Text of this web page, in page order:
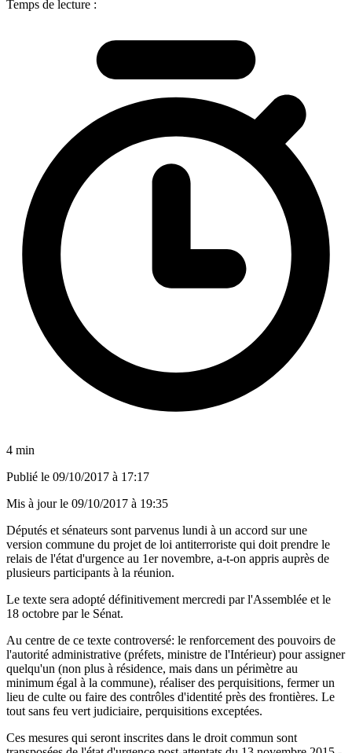
Temps de lecture :
4 min
Publié le 09/10/2017 à 17:17
Mis à jour le 09/10/2017 à 19:35
Députés et sénateurs sont parvenus lundi à un accord sur une
version commune du projet de loi antiterroriste qui doit prendre le
relais de l'état d'urgence au 1er novembre, a-t-on appris auprès de
plusieurs participants à la réunion.
Le texte sera adopté définitivement mercredi par l'Assemblée et le
18 octobre par le Sénat.
Au centre de ce texte controversé: le renforcement des pouvoirs de
l'autorité administrative (préfets, ministre de l'Intérieur) pour assigner
quelqu'un (non plus à résidence, mais dans un périmètre au
minimum égal à la commune), réaliser des perquisitions, fermer un
lieu de culte ou faire des contrôles d'identité près des frontières. Le
tout sans feu vert judiciaire, perquisitions exceptées.
Ces mesures qui seront inscrites dans le droit commun sont